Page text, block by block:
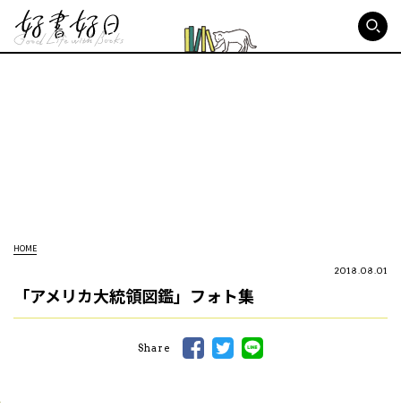
HOME
2018.08.01
「アメリカ大統領図鑑」フォト集
Share